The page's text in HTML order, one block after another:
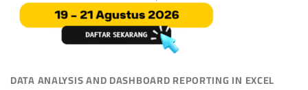
DATA ANALYSIS AND DASHBOARD REPORTING IN EXCEL